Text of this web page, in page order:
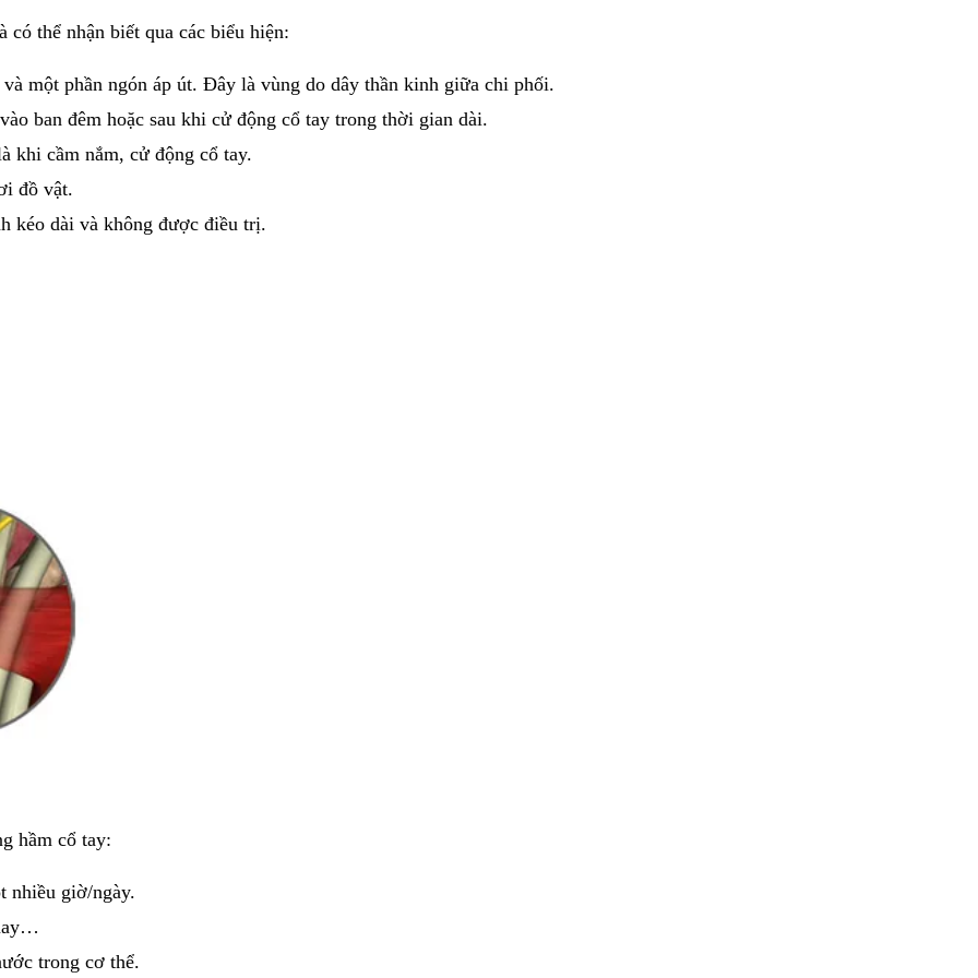
thể nhận biết qua các biểu hiện:
một phần ngón áp út. Đây là vùng do dây thần kinh giữa chi phối.
ban đêm hoặc sau khi cử động cổ tay trong thời gian dài.
khi cầm nắm, cử động cổ tay.
đồ vật.
kéo dài và không được điều trị.
hầm cổ tay:
nhiều giờ/ngày.
trong cơ thể.